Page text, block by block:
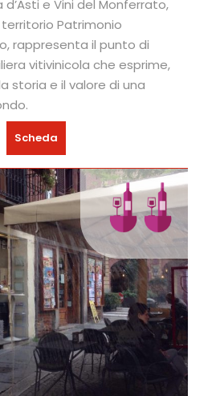
d’Asti e Vini del Monferrato,
Patrimonio
rappresenta il punto di
vitivinicola che esprime,
storia e il valore di una
Scheda